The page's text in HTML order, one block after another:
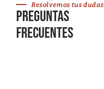
Resolvemos tus dudas
Preguntas
frecuentes